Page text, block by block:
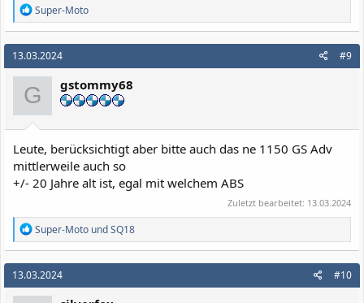
R
e
a
k
t
i
o
n
e
n
Super-Moto
13.03.2024 #9
G gstommy68
Leute, berücksichtigt aber bitte auch das ne 1150 GS Adv
mittlerweile auch so
+/- 20 Jahre alt ist, egal mit welchem ABS
Zuletzt bearbeitet: 13.03.2024
R
e
a
k
t
i
Super-Moto undSQ18
13.03.2024 #10